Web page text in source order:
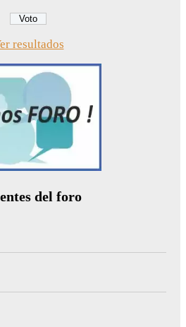
resultados
del foro